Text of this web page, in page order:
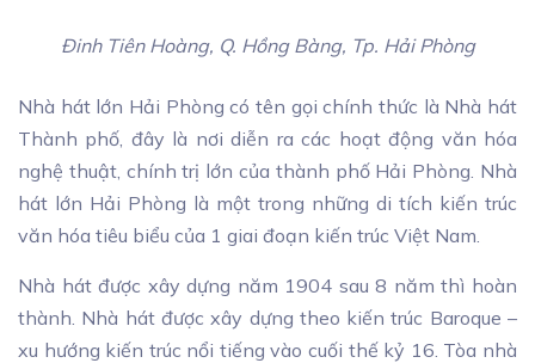
Đinh Tiên Hoàng, Q. Hồng Bàng, Tp. Hải Phòng
Nhà hát lớn Hải Phòng có tên gọi chính thức là Nhà hát
Thành phố, đây là nơi diễn ra các hoạt động văn hóa
nghệ thuật, chính trị lớn của thành phố Hải Phòng. Nhà
hát lớn Hải Phòng là một trong những di tích kiến trúc
văn hóa tiêu biểu của 1 giai đoạn kiến trúc Việt Nam.
Nhà hát được xây dựng năm 1904 sau 8 năm thì hoàn
thành. Nhà hát được xây dựng theo kiến trúc Baroque –
xu hướng kiến trúc nổi tiếng vào cuối thế kỷ 16. Tòa nhà